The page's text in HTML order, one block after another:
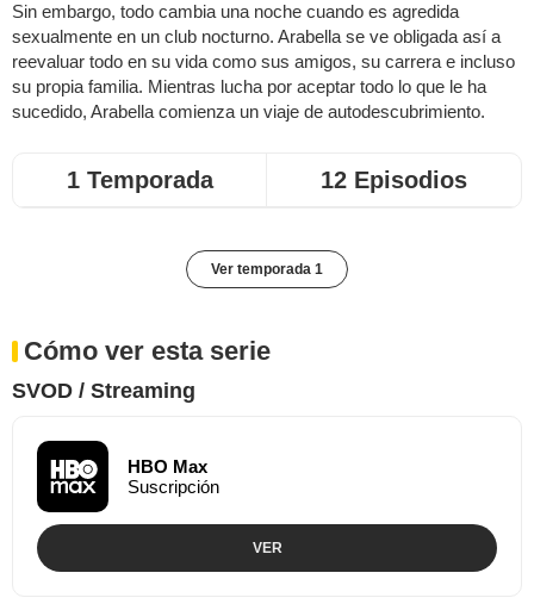
Sin embargo, todo cambia una noche cuando es agredida
sexualmente en un club nocturno. Arabella se ve obligada así a
reevaluar todo en su vida como sus amigos, su carrera e incluso
su propia familia. Mientras lucha por aceptar todo lo que le ha
sucedido, Arabella comienza un viaje de autodescubrimiento.
1 Temporada 12 Episodios
Ver temporada 1
Cómo ver esta serie
SVOD / Streaming
HBO Max
Suscripción
VER